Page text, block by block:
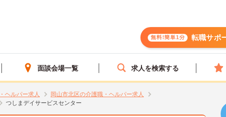
無料!簡単1分 転職サポ
面談会場一覧 求人を検索する
ヘルパー求人
岡山市北区の介護職・ヘルパー求人
つしまデイサービスセンター